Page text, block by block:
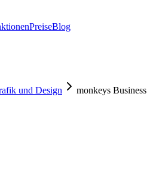
PreiseBlog
und Design
monkeys Business